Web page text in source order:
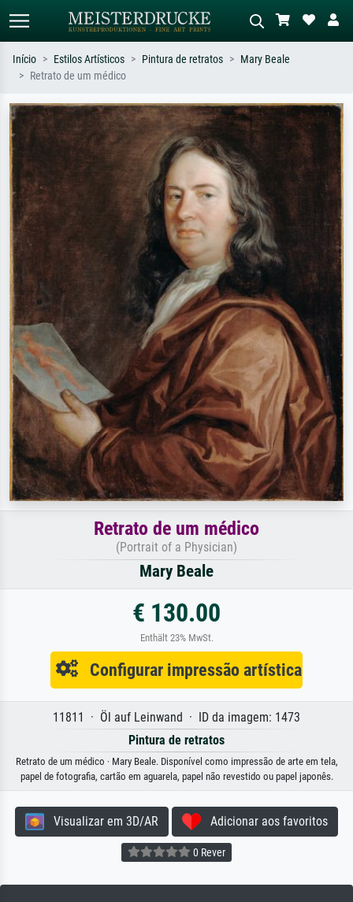
Pesquise por artista, título ou estilo –
ex: Monet, Noite Estrelada,
impressionismo, onda de Hokusai, nu.
Descreva a cena – ex: prado verde,
abstrato com muito vermelho, pintura
a óleo escura, nu em pé ao lado de
uma árvore.
Início Estilos Artísticos Pintura de retratos
Mary Beale
Retrato de um médico
Retrato de um médico
(Portrait of a Physician)
Mary Beale
€ 130.00
Enthält 23% MwSt.
Configurar impressão artística
11811 · Öl auf Leinwand · ID da imagem: 1473
Pintura de retratos
Retrato de um médico · Mary Beale. Disponível como impressão de arte em tela,
papel de fotografia, cartão em aguarela, papel não revestido ou papel japonês.
Visualizar em 3D/AR Adicionar aos favoritos
0 Rever